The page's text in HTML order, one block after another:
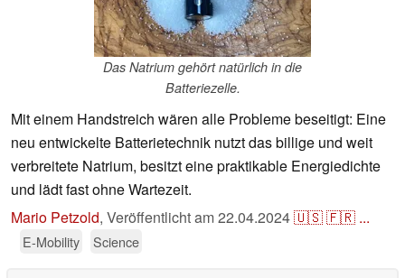
Das Natrium gehört natürlich in die
Batteriezelle.
Mit einem Handstreich wären alle Probleme beseitigt: Eine
neu entwickelte Batterietechnik nutzt das billige und weit
verbreitete Natrium, besitzt eine praktikable Energiedichte
und lädt fast ohne Wartezeit.
Mario Petzold, Veröffentlicht am22.04.2024🇺🇸🇫🇷 ...
E-Mobility Science